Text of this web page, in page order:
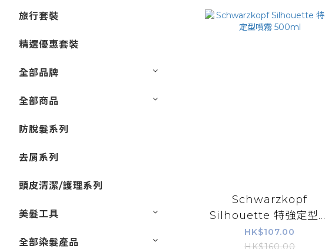
旅行套裝
精選優惠套裝
全部品牌
全部商品
防脫髮系列
去屑系列
頭皮清潔/護理系列
美髮工具
全部染髮產品
Schwarzkopf
Silhouette 特強定型噴
霧 500ml
HK$107.00
HK$160.00